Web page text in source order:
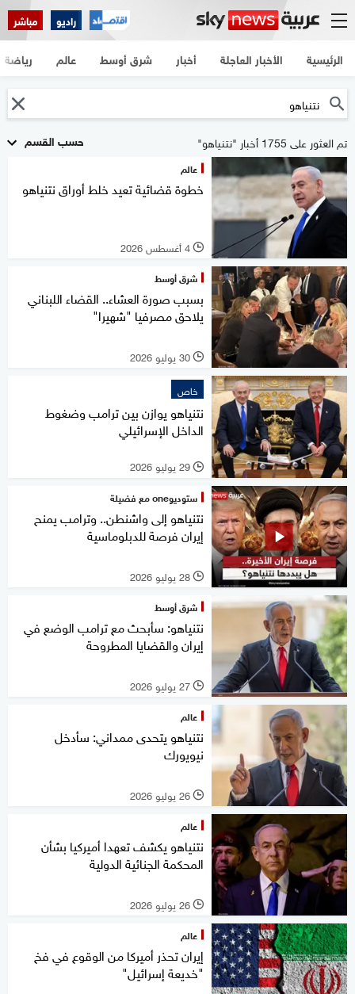
راديو مباشر
الرئيسية الأخبار العاجلة أخبار شرق أوسط عالم رياضة
حسب القسم تم العثور على 1755 أخبار "نتنياهو"
عالم
خطوة قضائية تعيد خلط أوراق نتنياهو
l 4 أغسطس 2026
شرق أوسط
بسبب صورة العشاء.. القضاء اللبناني
يلاحق مصرفيا "شهيرا"
l 30 يوليو 2026
خاص
نتنياهو يوازن بين ترامب وضغوط
الداخل الإسرائيلي
l 29 يوليو 2026
ستوديوone مع فضيلة
نتنياهو إلى واشنطن.. وترامب يمنح
إيران فرصة للدبلوماسية
l 28 يوليو 2026
شرق أوسط
نتنياهو: سأبحث مع ترامب الوضع في
إيران والقضايا المطروحة
l 27 يوليو 2026
عالم
نتنياهو يتحدى ممداني: سأدخل
نيويورك
l 26 يوليو 2026
عالم
نتنياهو يكشف تعهدا أميركيا بشأن
المحكمة الجنائية الدولية
l 26 يوليو 2026
عالم
إيران تحذر أميركا من الوقوع في فخ
"خديعة إسرائيل"